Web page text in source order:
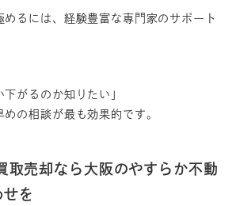
めるには、経験豊富な専門家のサポート
下がるのか知りたい」
の相談が最も効果的です。
取売却なら大阪のやすらか不動
を